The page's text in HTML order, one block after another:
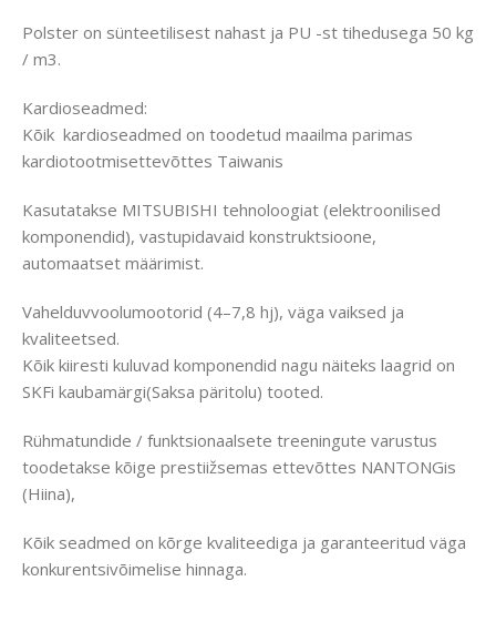
Polster on sünteetilisest nahast ja PU -st tihedusega 50 kg
/ m3.
Kardioseadmed:
Kõik kardioseadmed on toodetud maailma parimas
kardiotootmisettevõttes Taiwanis
Kasutatakse MITSUBISHI tehnoloogiat (elektroonilised
komponendid), vastupidavaid konstruktsioone,
automaatset määrimist.
Vahelduvvoolumootorid (4–7,8 hj), väga vaiksed ja
kvaliteetsed.
Kõik kiiresti kuluvad komponendid nagu näiteks laagrid on
SKFi kaubamärgi(Saksa päritolu) tooted.
Rühmatundide / funktsionaalsete treeningute varustus
toodetakse kõige prestiižsemas ettevõttes NANTONGis
(Hiina),
Kõik seadmed on kõrge kvaliteediga ja garanteeritud väga
konkurentsivõimelise hinnaga.